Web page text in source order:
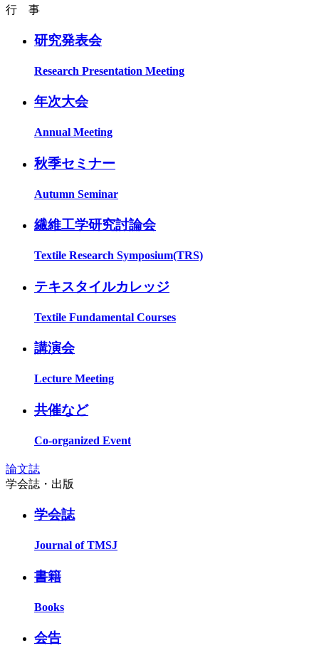
行 事
研究発表会
Research Presentation Meeting
年次大会
Annual Meeting
秋季セミナー
Autumn Seminar
繊維工学研究討論会
Textile Research Symposium(TRS)
テキスタイルカレッジ
Textile Fundamental Courses
講演会
Lecture Meeting
共催など
Co-organized Event
論文誌
学会誌・出版
学会誌
Journal of TMSJ
書籍
Books
会告